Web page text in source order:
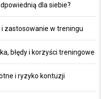
dla siebie?
zastosowanie w treningu
błędy i korzyści treningowe
i ryzyko kontuzji